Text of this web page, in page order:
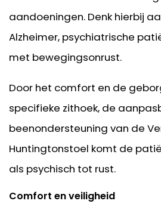
aandoeningen. Denk hierbij
Alzheimer, psychiatrische
met bewegingsonrust.
Door het comfort en de
specifieke zithoek, de
beenondersteuning van de
Huntingtonstoel komt de
als psychisch tot rust.
Comfort en veiligheid